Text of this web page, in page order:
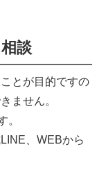
談
とが目的ですの
ません。
。
、WEBから